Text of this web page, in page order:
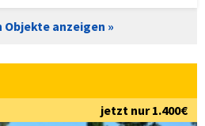
Objekte anzeigen
jetzt nur 1.400€